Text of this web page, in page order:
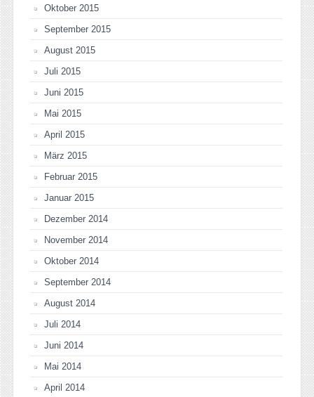
Oktober 2015
September 2015
August 2015
Juli 2015
Juni 2015
Mai 2015
April 2015
März 2015
Februar 2015
Januar 2015
Dezember 2014
November 2014
Oktober 2014
September 2014
August 2014
Juli 2014
Juni 2014
Mai 2014
April 2014